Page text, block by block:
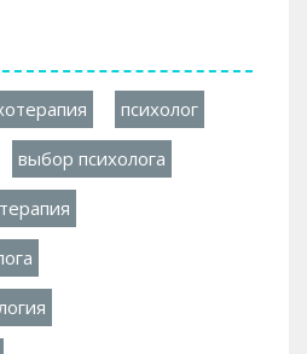
психолог
выбор психолога
терапия